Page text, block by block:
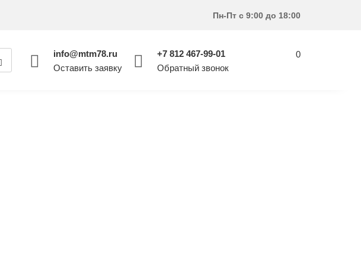
Пн-Пт с 9:00 до 18:00
info@mtm78.ru
Оставить заявку
+7 812 467-99-01
Обратный звонок
0